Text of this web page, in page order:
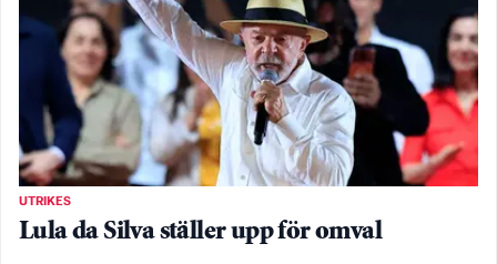
UTRIKES
Lula da Silva ställer upp för omval